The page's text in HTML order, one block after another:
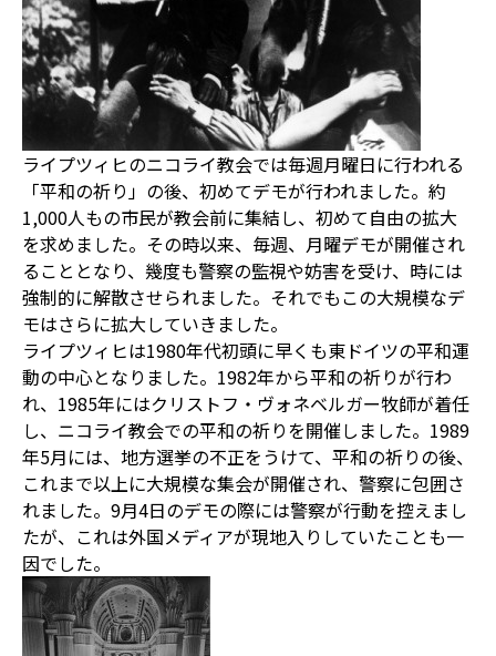
ライプツィヒのニコライ教会では毎週月曜日に行われる
「平和の祈り」の後、初めてデモが行われました。約
1,000人もの市民が教会前に集結し、初めて自由の拡大
を求めました。その時以来、毎週、月曜デモが開催され
ることとなり、幾度も警察の監視や妨害を受け、時には
強制的に解散させられました。それでもこの大規模なデ
モはさらに拡大していきました。
ライプツィヒは1980年代初頭に早くも東ドイツの平和運
動の中心となりました。1982年から平和の祈りが行わ
れ、1985年にはクリストフ・ヴォネベルガー牧師が着任
し、ニコライ教会での平和の祈りを開催しました。1989
年5月には、地方選挙の不正をうけて、平和の祈りの後、
これまで以上に大規模な集会が開催され、警察に包囲さ
れました。9月4日のデモの際には警察が行動を控えまし
たが、これは外国メディアが現地入りしていたことも一
因でした。